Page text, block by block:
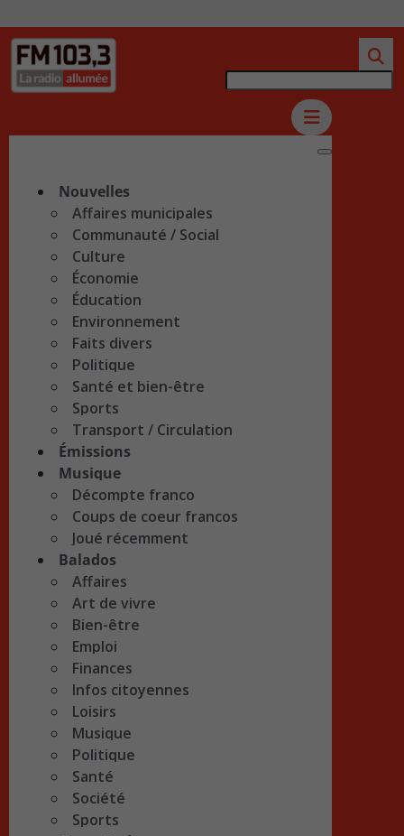
Nouvelles
Affaires municipales
Communauté / Social
Culture
Économie
Éducation
Environnement
Faits divers
Politique
Santé et bien-être
Sports
Transport / Circulation
Émissions
Musique
Décompte franco
Coups de coeur francos
Joué récemment
Balados
Affaires
Art de vivre
Bien-être
Emploi
Finances
Infos citoyennes
Loisirs
Musique
Politique
Santé
Société
Sports